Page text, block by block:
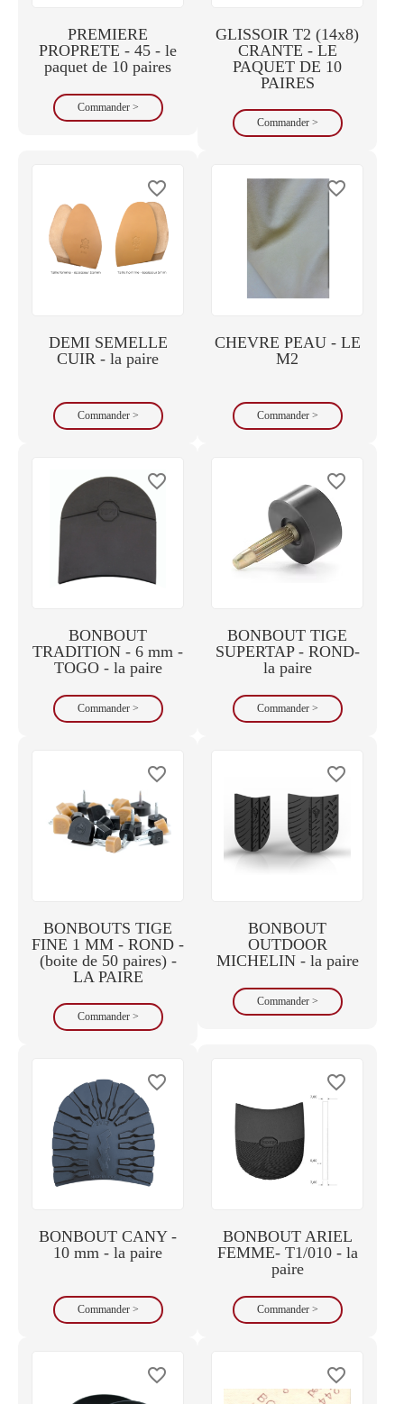
PREMIERE
PROPRETE - 45 - le
paquet de 10 paires
Commander >
GLISSOIR T2 (14x8)
CRANTE - LE
PAQUET DE 10
PAIRES
Commander >
favorite_border
DEMI SEMELLE
CUIR - la paire
Commander >
favorite_border
CHEVRE PEAU - LE
M2
Commander >
favorite_border
BONBOUT
TRADITION - 6 mm -
TOGO - la paire
Commander >
favorite_border
BONBOUT TIGE
SUPERTAP - ROND-
la paire
Commander >
favorite_border
BONBOUTS TIGE
FINE 1 MM - ROND -
(boite de 50 paires) -
LA PAIRE
Commander >
favorite_border
BONBOUT
OUTDOOR
MICHELIN - la paire
Commander >
favorite_border
BONBOUT CANY -
10 mm - la paire
Commander >
favorite_border
BONBOUT ARIEL
FEMME- T1/010 - la
paire
Commander >
favorite_border favorite_border